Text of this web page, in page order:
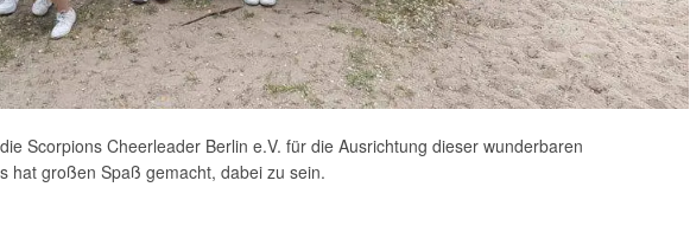
Scorpions Cheerleader Berlin e.V. für die Ausrichtung dieser wunderbaren
hat großen Spaß gemacht, dabei zu sein.